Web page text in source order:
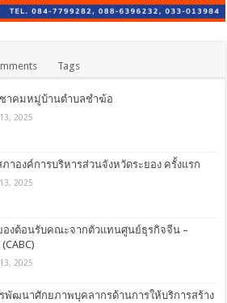
Tags
ชาคมหมู่บ้านตำบลชำฆ้อ
2025
าองค์การบริหารส่วนจังหวัดระยอง ครั้งแรก
2025
องต้อนรับคณะจากตัวแทนศูนย์ธุรกิจจีน –
2025
พัฒนาศักยภาพบุคลากรด้านการให้บริการสร้าง